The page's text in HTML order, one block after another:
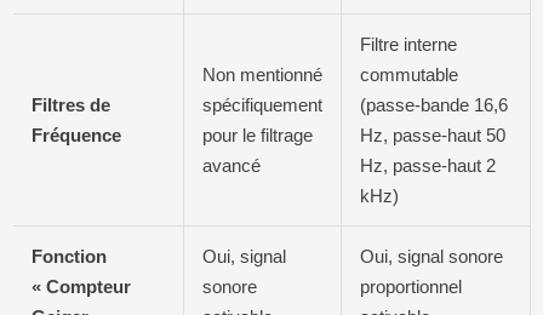
Filtres de
Fréquence
Non mentionné
spécifiquement
pour le filtrage
avancé
Filtre interne
commutable
(passe-bande 16,6
Hz, passe-haut 50
Hz, passe-haut 2
kHz)
Fonction
« Compteur
Oui, signal
sonore
Oui, signal sonore
proportionnel